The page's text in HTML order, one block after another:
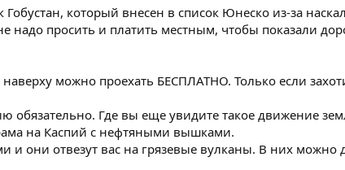
который внесен в список Юнеско из-за
надо просить и платить местным, чтобы показали
можно проехать БЕСПЛАТНО. Только если
обязательно. Где вы еще увидите такое движение
на Каспий с нефтяными вышками.
они отвезут вас на грязевые вулканы. В них можно